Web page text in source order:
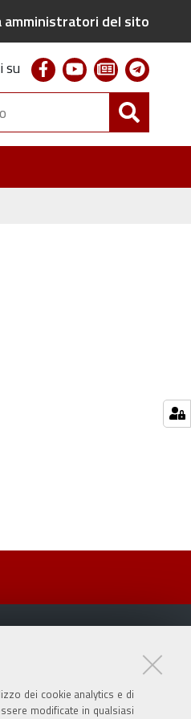
dei cookie analytics e di
modificate in qualsiasi
amministratori del sito
su facebookyoutubenewsletter
Cerca
nel
sito